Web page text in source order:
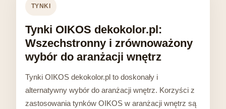
TYNKI
Tynki OIKOS dekokolor.pl:
Wszechstronny i zrównoważony
wybór do aranżacji wnętrz
Tynki OIKOS dekokolor.pl to doskonały i
alternatywny wybór do aranżacji wnętrz. Korzyści z
zastosowania tynków OIKOS w aranżacji wnętrz są